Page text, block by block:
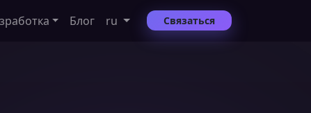
Блог ru Связаться